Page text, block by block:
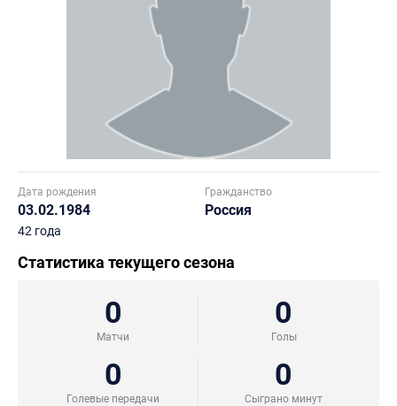
Дата рождения
03.02.1984
42 года
Гражданство
Россия
Статистика текущего сезона
0
Матчи
0
Голы
0
Голевые передачи
0
Сыграно минут